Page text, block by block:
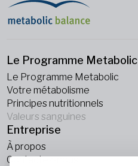
Le Programme Metabolic
Le Programme Metabolic
Votre métabolisme
Principes nutritionnels
Valeurs sanguines
Entreprise
À propos
Contactez-nous